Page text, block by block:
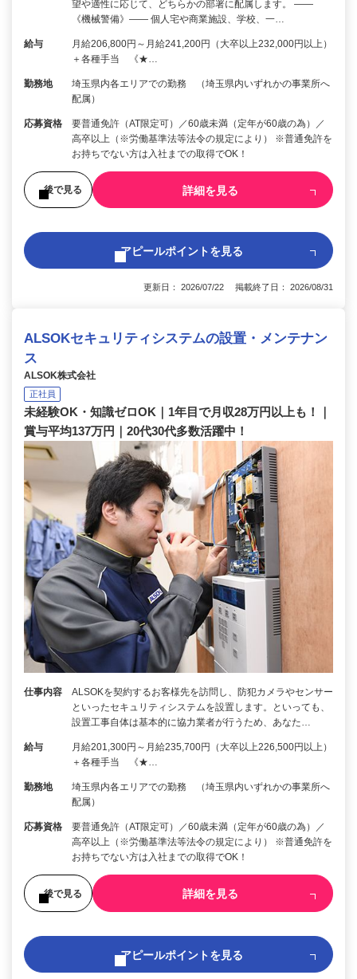
望や適性に応じて、どちらかの部署に配属します。 ――
《機械警備》―― 個人宅や商業施設、学校、一…
給与
月給206,800円～月給241,200円（大卒以上232,000円以上）
＋各種手当 《★…
勤務地
埼玉県内各エリアでの勤務 （埼玉県内いずれかの事業所へ
配属）
応募資格
要普通免許（AT限定可）／60歳未満（定年が60歳の為）／
高卒以上（※労働基準法等法令の規定により） ※普通免許を
お持ちでない方は入社までの取得でOK！
後で見る 詳細を見る
アピールポイントを見る
更新日： 2026/07/22 掲載終了日： 2026/08/31
ALSOKセキュリティシステムの設置・メンテナン
ス
ALSOK株式会社
正社員
未経験OK・知識ゼロOK｜1年目で月収28万円以上も！｜
賞与平均137万円｜20代30代多数活躍中！
仕事内容
ALSOKを契約するお客様先を訪問し、防犯カメラやセンサー
といったセキュリティシステムを設置します。といっても、
設置工事自体は基本的に協力業者が行うため、あなた…
給与
月給201,300円～月給235,700円（大卒以上226,500円以上）
＋各種手当 《★…
勤務地
埼玉県内各エリアでの勤務 （埼玉県内いずれかの事業所へ
配属）
応募資格
要普通免許（AT限定可）／60歳未満（定年が60歳の為）／
高卒以上（※労働基準法等法令の規定により） ※普通免許を
お持ちでない方は入社までの取得でOK！
後で見る 詳細を見る
アピールポイントを見る